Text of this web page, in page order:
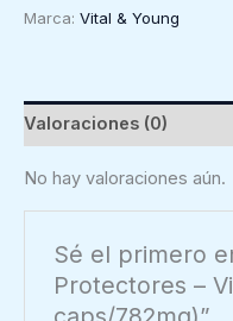
caps/782mg)
cantidad
Marca: Vital & Young
Valoraciones (0)
No hay valoraciones aún.
Sé el primero
Protectores –